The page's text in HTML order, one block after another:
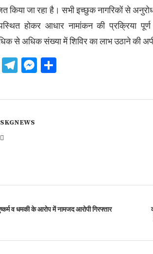
किया जा रहा है। सभी इच्छुक नागरिकों से
होकर आधार नामांकन की प्रक्रिया
से अधिक संख्या में शिविर का लाभ उठाने की
Twitter
Telegram
Messenger
SKGNEWS
व धमकी के आरोप में नामजद आरोपी गिरफ्तार